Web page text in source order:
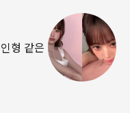
형 같은